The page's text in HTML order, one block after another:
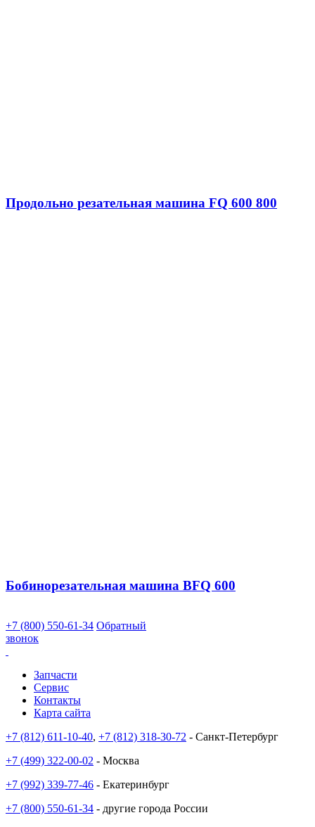
Продольно резательная машина FQ 600 800
Бобинорезательная машина BFQ 600
+7 (800) 550-61-34 Обратный
звонок
Запчасти
Сервис
Контакты
Карта сайта
+7 (812) 611-10-40, +7 (812) 318-30-72 - Санкт-Петербург
+7 (499) 322-00-02 - Москва
+7 (992) 339-77-46 - Екатеринбург
+7 (800) 550-61-34 - другие города России